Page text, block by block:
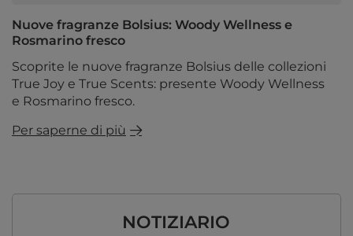
Nuove fragranze Bolsius: Woody Wellness e
Rosmarino fresco
Scoprite le nuove fragranze Bolsius delle collezioni
True Joy e True Scents: presente Woody Wellness
e Rosmarino fresco.
Per saperne di più
NOTIZIARIO